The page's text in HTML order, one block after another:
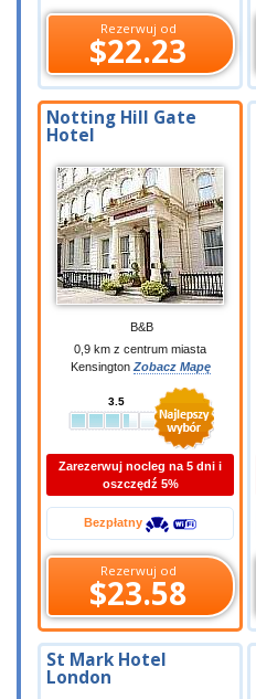
Rezerwuj od
$22.23
Notting Hill Gate
Hotel
B&B
0,9 km z centrum miasta
Kensington Zobacz Mapę
3.5
Zarezerwuj nocleg na 5 dni i
oszczędź 5%
Bezpłatny
Rezerwuj od
$23.58
St Mark Hotel
London